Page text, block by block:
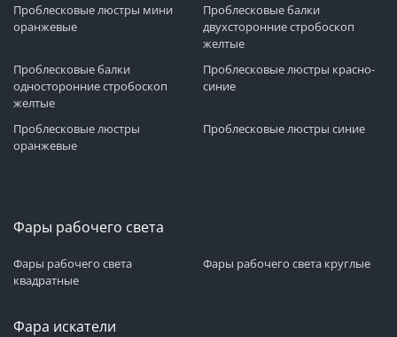
Проблесковые люстры мини
оранжевые
Проблесковые балки
двухсторонние стробоскоп
желтые
Проблесковые балки
односторонние стробоскоп
желтые
Проблесковые люстры красно-
синие
Проблесковые люстры
оранжевые
Проблесковые люстры синие
Фары рабочего света
Фары рабочего света
квадратные
Фары рабочего света круглые
Фара искатели